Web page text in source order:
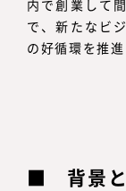
内で創業して
で、新たなビ
の好循環を推進
背景